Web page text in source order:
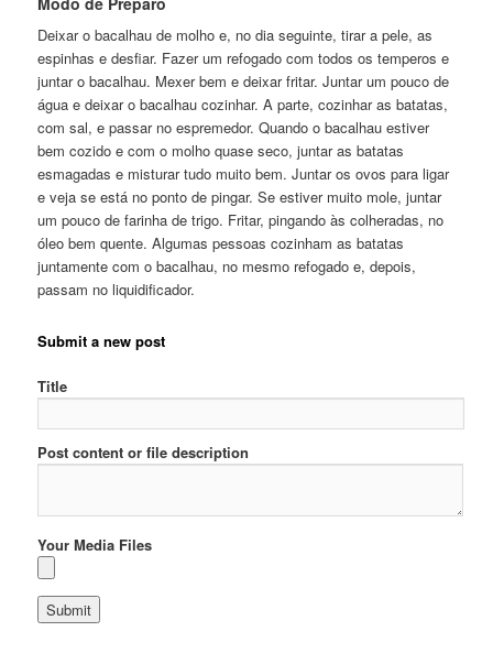
Deixar o bacalhau de molho e, no dia seguinte, tirar a pele, as
espinhas e desfiar. Fazer um refogado com todos os temperos e
juntar o bacalhau. Mexer bem e deixar fritar. Juntar um pouco de
água e deixar o bacalhau cozinhar. A parte, cozinhar as batatas,
com sal, e passar no espremedor. Quando o bacalhau estiver
bem cozido e com o molho quase seco, juntar as batatas
esmagadas e misturar tudo muito bem. Juntar os ovos para ligar
e veja se está no ponto de pingar. Se estiver muito mole, juntar
um pouco de farinha de trigo. Fritar, pingando às colheradas, no
óleo bem quente. Algumas pessoas cozinham as batatas
juntamente com o bacalhau, no mesmo refogado e, depois,
passam no liquidificador.
Submit a new post
Title
Post content or file description
Your Media Files